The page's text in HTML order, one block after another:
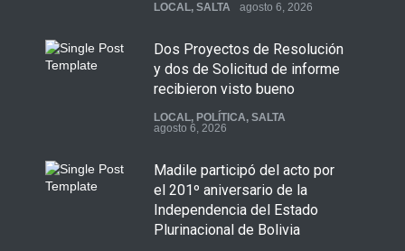
LOCAL, SALTA agosto 6, 2026
Dos Proyectos de Resolución
y dos de Solicitud de informe
recibieron visto bueno
LOCAL, POLÍTICA, SALTA
agosto 6, 2026
Madile participó del acto por
el 201º aniversario de la
Independencia del Estado
Plurinacional de Bolivia